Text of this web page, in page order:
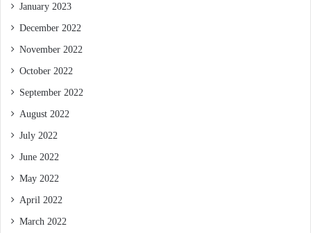
January 2023
December 2022
November 2022
October 2022
September 2022
August 2022
July 2022
June 2022
May 2022
April 2022
March 2022